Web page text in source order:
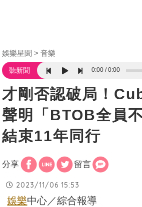
娛樂星聞 音樂
聽新聞 0:00 0:00
才剛否認破局！
聲明「BTOB全員
結束11年同行
分享 留言
2023/11/06 15:53
娛樂中心／綜合報導